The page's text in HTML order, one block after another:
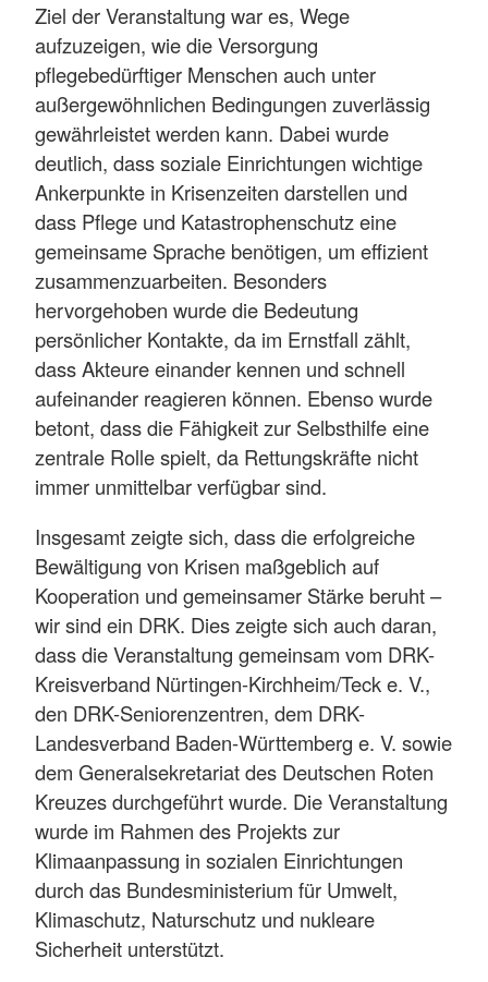
Ziel der Veranstaltung war es, Wege
aufzuzeigen, wie die Versorgung
pflegebedürftiger Menschen auch unter
außergewöhnlichen Bedingungen zuverlässig
gewährleistet werden kann. Dabei wurde
deutlich, dass soziale Einrichtungen wichtige
Ankerpunkte in Krisenzeiten darstellen und
dass Pflege und Katastrophenschutz eine
gemeinsame Sprache benötigen, um effizient
zusammenzuarbeiten. Besonders
hervorgehoben wurde die Bedeutung
persönlicher Kontakte, da im Ernstfall zählt,
dass Akteure einander kennen und schnell
aufeinander reagieren können. Ebenso wurde
betont, dass die Fähigkeit zur Selbsthilfe eine
zentrale Rolle spielt, da Rettungskräfte nicht
immer unmittelbar verfügbar sind.
Insgesamt zeigte sich, dass die erfolgreiche
Bewältigung von Krisen maßgeblich auf
Kooperation und gemeinsamer Stärke beruht –
wir sind ein DRK. Dies zeigte sich auch daran,
dass die Veranstaltung gemeinsam vom DRK-
Kreisverband Nürtingen-Kirchheim/Teck e. V.,
den DRK-Seniorenzentren, dem DRK-
Landesverband Baden-Württemberg e. V. sowie
dem Generalsekretariat des Deutschen Roten
Kreuzes durchgeführt wurde. Die Veranstaltung
wurde im Rahmen des Projekts zur
Klimaanpassung in sozialen Einrichtungen
durch das Bundesministerium für Umwelt,
Klimaschutz, Naturschutz und nukleare
Sicherheit unterstützt.